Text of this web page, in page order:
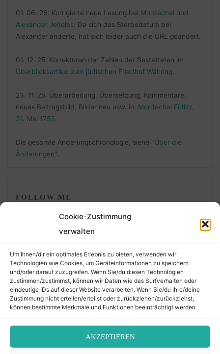
Cookie-Zustimmung
verwalten
Um Ihnen/dir ein optimales Erlebnis zu bieten, verwenden wir
Technologien wie Cookies, um Geräteinformationen zu speichern
und/oder darauf zuzugreifen. Wenn Sie/du diesen Technologien
zustimmen/zustimmst, können wir Daten wie das Surfverhalten oder
eindeutige IDs auf dieser Website verarbeiten. Wenn Sie/du Ihre/deine
Zustimmung nicht erteilen/erteilst oder zurückziehen/zurückziehst,
können bestimmte Merkmale und Funktionen beeinträchtigt werden.
AKZEPTIEREN
01. 06. 26: Korrigierte neue Lesung bei Mordechai und
Alexander Jeiteles . Da sich das Sterbedatum bei
Alexander änderte, hat sich leider auch die URL geändert.
01. 12. 25: Korrekturen der Zahlen der Bestatteten im
Überblicksartikel zum jüdischen Friedhof Währing
23. 11. 25: Überarbeitung, Übersetzung, Kommentare,
neues Beitragsbild, Bilder neu usw. in: Mordechai Eidlitz,
31. Mai 1753
Die gesamte Änderungschronologie, siehe "Über die
Änderungen".
FOLLOW ME
©2026 Der Transkribierer
Kontakt / Impressum
Back